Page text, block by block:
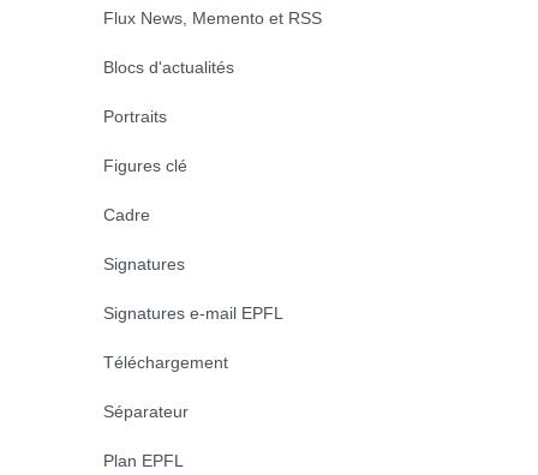
Flux News, Memento et RSS
Blocs d'actualités
Portraits
Figures clé
Cadre
Signatures
Signatures e-mail EPFL
Téléchargement
Séparateur
Plan EPFL